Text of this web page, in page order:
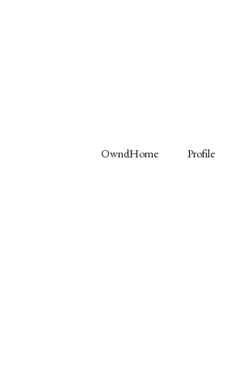
OwndHome Profile